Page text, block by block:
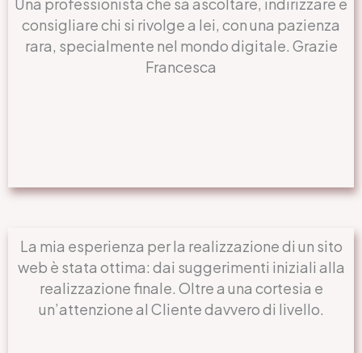
consigliare chi si rivolge a lei, con una pazienza
rara, specialmente nel mondo digitale. Grazie
Francesca
La mia esperienza per la realizzazione di un sito
web è stata ottima: dai suggerimenti iniziali alla
realizzazione finale. Oltre a una cortesia e
un’attenzione al Cliente davvero di livello.